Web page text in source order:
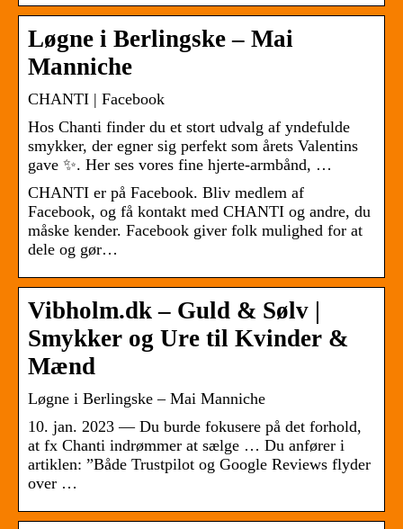
Løgne i Berlingske – Mai
Manniche
CHANTI | Facebook
Hos Chanti finder du et stort udvalg af yndefulde
smykker, der egner sig perfekt som årets Valentins
gave ✨. Her ses vores fine hjerte-armbånd, …
CHANTI er på Facebook. Bliv medlem af
Facebook, og få kontakt med CHANTI og andre, du
måske kender. Facebook giver folk mulighed for at
dele og gør…
Vibholm.dk – Guld & Sølv |
Smykker og Ure til Kvinder &
Mænd
Løgne i Berlingske – Mai Manniche
10. jan. 2023 — Du burde fokusere på det forhold,
at fx Chanti indrømmer at sælge … Du anfører i
artiklen: ”Både Trustpilot og Google Reviews flyder
over …